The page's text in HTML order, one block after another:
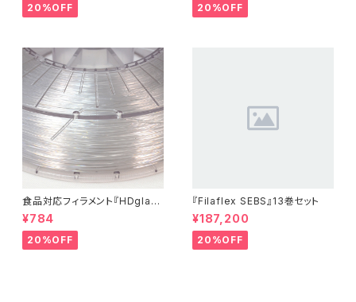
20%OFF 20%OFF
食品対応フィラメント『HDglas
s』：お試しサンプル 10M
¥784
20%OFF
『Filaflex SEBS』13巻セット
¥187,200
20%OFF